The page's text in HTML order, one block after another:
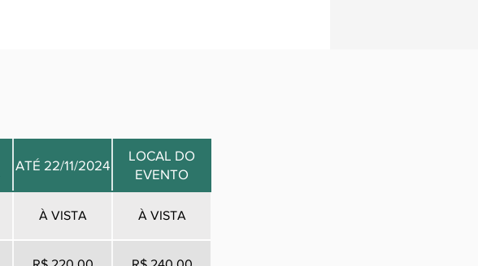
ATÉ 22/11/2024
LOCAL DO
EVENTO
À VISTA À VISTA